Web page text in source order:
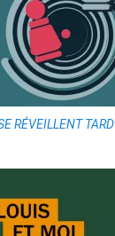
RÉVEILLENT TARD